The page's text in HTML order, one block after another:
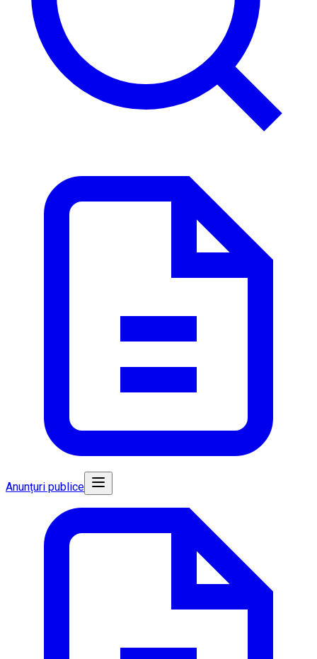
Anunțuri publice